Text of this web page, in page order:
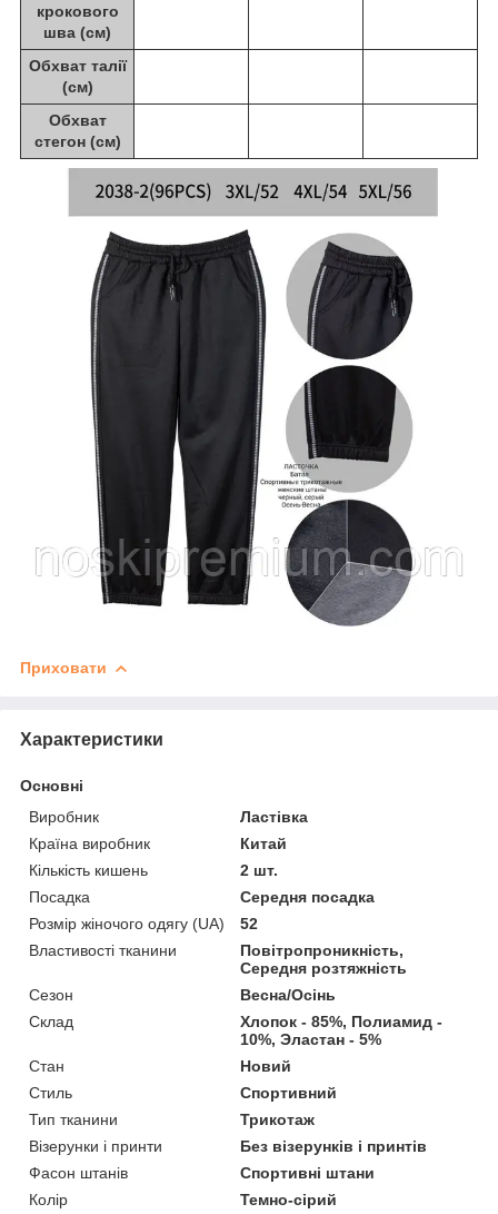
крокового
шва (см)
Обхват талії
(см)
Обхват
стегон (см)
Приховати
Характеристики
Основні
Виробник
Ластівка
Країна виробник
Китай
Кількість кишень
2 шт.
Посадка
Середня посадка
Розмір жіночого одягу (UA)
52
Властивості тканини
Повітропроникність,
Середня розтяжність
Сезон
Весна/Осінь
Склад
Хлопок - 85%, Полиамид -
10%, Эластан - 5%
Стан
Новий
Стиль
Спортивний
Тип тканини
Трикотаж
Візерунки і принти
Без візерунків і принтів
Фасон штанів
Спортивні штани
Колір
Темно-сірий